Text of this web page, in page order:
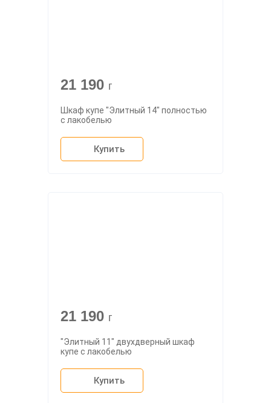
21 190 г
Шкаф купе "Элитный 14" полностью
с лакобелью
Купить
21 190 г
"Элитный 11" двухдверный шкаф
купе с лакобелью
Купить